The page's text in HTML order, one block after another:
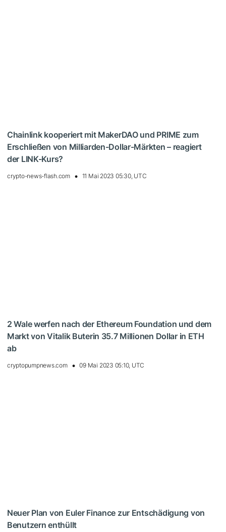
Chainlink kooperiert mit MakerDAO und PRIME zum
Erschließen von Milliarden-Dollar-Märkten – reagiert
der LINK-Kurs?
crypto-news-flash.com 11 Mai 2023 05:30, UTC
2 Wale werfen nach der Ethereum Foundation und dem
Markt von Vitalik Buterin 35.7 Millionen Dollar in ETH
ab
cryptopumpnews.com 09 Mai 2023 05:10, UTC
Neuer Plan von Euler Finance zur Entschädigung von
Benutzern enthüllt